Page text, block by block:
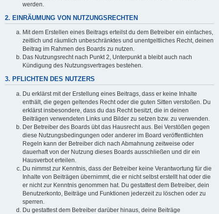
werden.
2. EINRÄUMUNG VON NUTZUNGSRECHTEN
Mit dem Erstellen eines Beitrags erteilst du dem Betreiber ein einfaches,
zeitlich und räumlich unbeschränktes und unentgeltliches Recht, deinen
Beitrag im Rahmen des Boards zu nutzen.
Das Nutzungsrecht nach Punkt 2, Unterpunkt a bleibt auch nach
Kündigung des Nutzungsvertrages bestehen.
3. PFLICHTEN DES NUTZERS
Du erklärst mit der Erstellung eines Beitrags, dass er keine Inhalte
enthält, die gegen geltendes Recht oder die guten Sitten verstoßen. Du
erklärst insbesondere, dass du das Recht besitzt, die in deinen
Beiträgen verwendeten Links und Bilder zu setzen bzw. zu verwenden.
Der Betreiber des Boards übt das Hausrecht aus. Bei Verstößen gegen
diese Nutzungsbedingungen oder anderer im Board veröffentlichten
Regeln kann der Betreiber dich nach Abmahnung zeitweise oder
dauerhaft von der Nutzung dieses Boards ausschließen und dir ein
Hausverbot erteilen.
Du nimmst zur Kenntnis, dass der Betreiber keine Verantwortung für die
Inhalte von Beiträgen übernimmt, die er nicht selbst erstellt hat oder die
er nicht zur Kenntnis genommen hat. Du gestattest dem Betreiber, dein
Benutzerkonto, Beiträge und Funktionen jederzeit zu löschen oder zu
sperren.
Du gestattest dem Betreiber darüber hinaus, deine Beiträge